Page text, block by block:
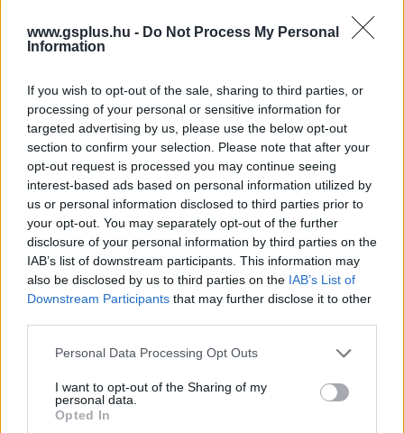
www.gsplus.hu - Do Not Process My Personal
Information
If you wish to opt-out of the sale, sharing to third parties, or
processing of your personal or sensitive information for
targeted advertising by us, please use the below opt-out
section to confirm your selection. Please note that after your
opt-out request is processed you may continue seeing
interest-based ads based on personal information utilized by
us or personal information disclosed to third parties prior to
your opt-out. You may separately opt-out of the further
disclosure of your personal information by third parties on the
IAB’s list of downstream participants. This information may
also be disclosed by us to third parties on the IAB’s List of
Downstream Participants that may further disclose it to other
Please note that this website/app uses one or more Google
not limited to your visit or usage behaviour. You may click to
grant or deny consent to Google and its third-party tags to
use your data for below specified purposes in below Google
Personal Data Processing Opt Outs
I want to opt-out of the Sharing of my
personal data.
Opted In
Címkék: #lex luthor
Hozzászólások
65 ezer GTA-csaló adatai
2026 június 1. 20:59